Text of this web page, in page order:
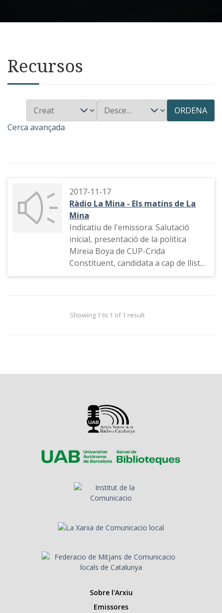
Recursos
ORDENA
Cerca avançada
2017-11-17
Ràdio La Mina - Els matins de La
Mina
Indicatiu de l'emissora. Salutació
inicial, presentació de la política
Mireia Boya de CUP-Crida
Constituent, candidata a cap de llista
per Lleida de les eleccions del dia 21
Showing 1 to 1 of 1 result
Sobre l'Arxiu
Emissores